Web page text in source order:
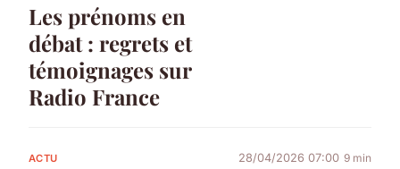
Les prénoms en
débat : regrets et
témoignages sur
Radio France
ACTU 28/04/2026 07:00 9 min